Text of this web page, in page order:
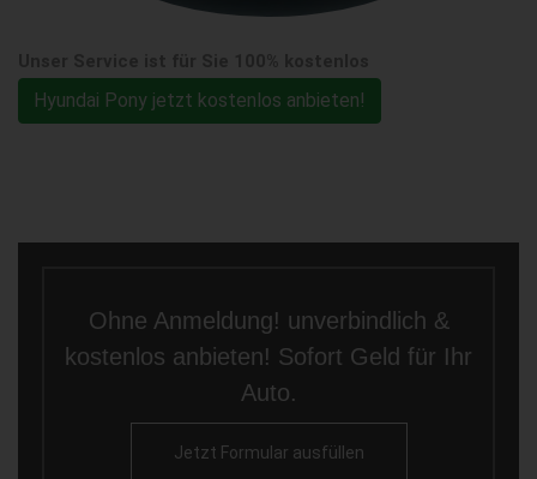
Hyundai Pony jetzt kostenlos anbieten!
Ohne Anmeldung! unverbindlich &
kostenlos anbieten! Sofort Geld für Ihr
Auto.
Jetzt Formular ausfüllen